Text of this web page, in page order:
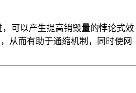
可以产生提高销毁量的悖论式效
从而有助于通缩机制，同时使网